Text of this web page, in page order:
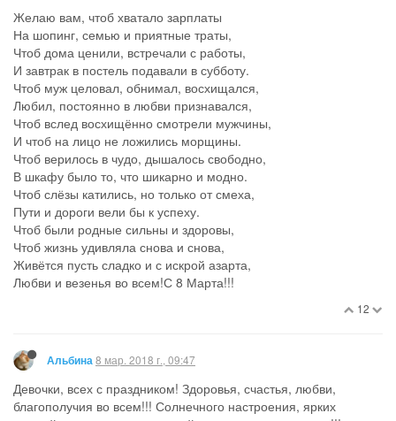
Желаю вам, чтоб хватало зарплаты
На шопинг, семью и приятные траты,
Чтоб дома ценили, встречали с работы,
И завтрак в постель подавали в субботу.
Чтоб муж целовал, обнимал, восхищался,
Любил, постоянно в любви признавался,
Чтоб вслед восхищённо смотрели мужчины,
И чтоб на лицо не ложились морщины.
Чтоб верилось в чудо, дышалось свободно,
В шкафу было то, что шикарно и модно.
Чтоб слёзы катились, но только от смеха,
Пути и дороги вели бы к успеху.
Чтоб были родные сильны и здоровы,
Чтоб жизнь удивляла снова и снова,
Живётся пусть сладко и с искрой азарта,
Любви и везенья во всем!С 8 Марта!!!
12
Альбина8 мар. 2018 г., 09:47
Девочки, всех с праздником! Здоровья, счастья, любви,
благополучия во всем!!! Солнечного настроения, ярких